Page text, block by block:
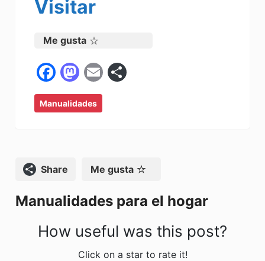
Visitar
Me gusta
F
a
c
o
k
M
a
st
E
tir
Manualidades
Compartir Me gusta
Manualidades para el hogar
How useful was this post?
Click on a star to rate it!